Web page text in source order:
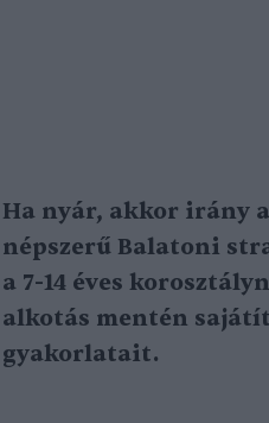
Ha nyár, akkor irány
népszerű Balatoni
a 7-14 éves
alkotás mentén
gyakorlatait.